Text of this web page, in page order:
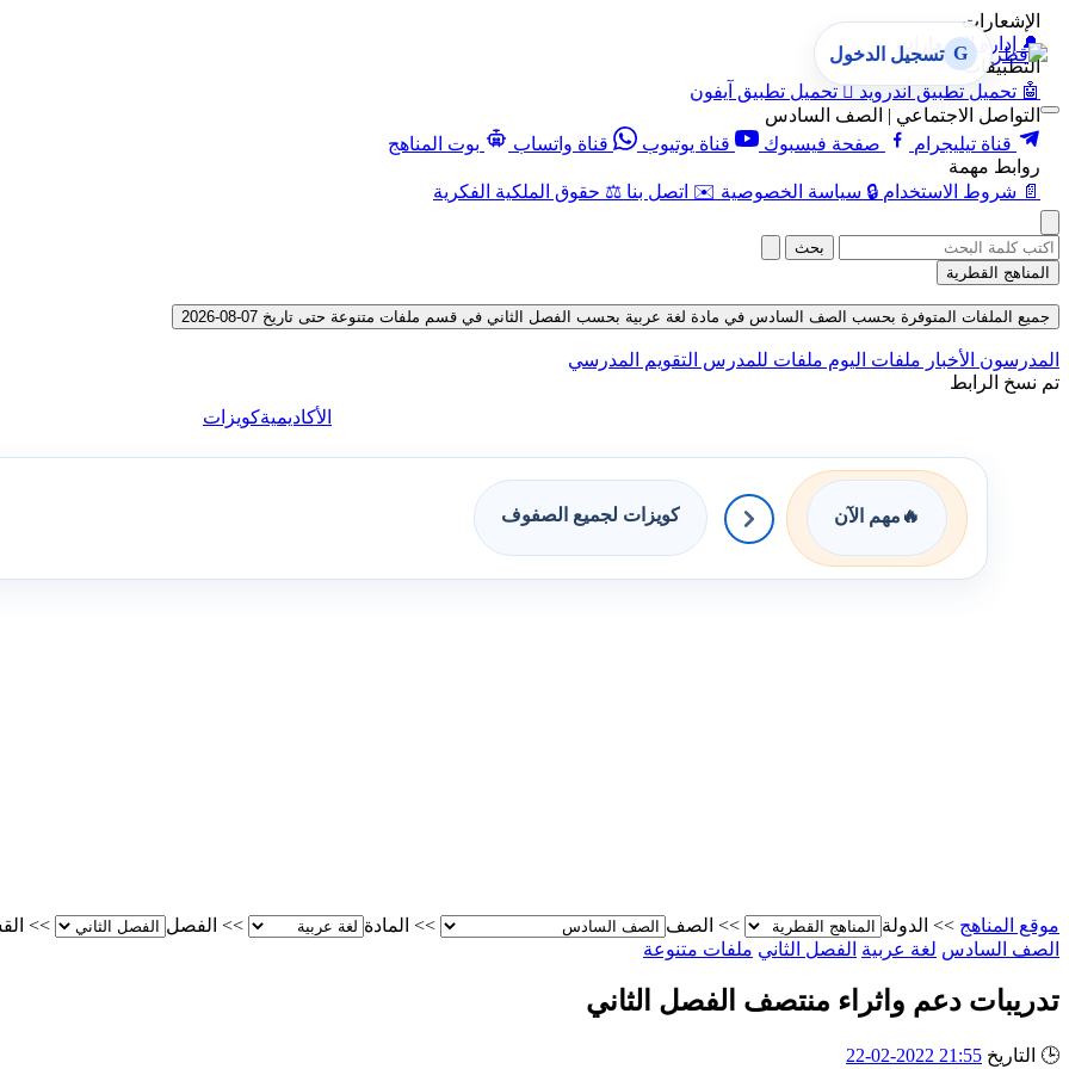
الإشعارات
🔔 إدارة الإشعارات
التطبيقات
🤖 تحميل تطبيق أندرويد  تحميل تطبيق آيفون
التواصل الاجتماعي | الصف السادس
قناة تيليجرام
صفحة فيسبوك قناة يوتيوب قناة واتساب
بوت المناهج
روابط مهمة
📄 شروط الاستخدام 🔒 سياسة الخصوصية ✉️ اتصل بنا ⚖️ حقوق الملكية الفكرية
G تسجيل الدخول
بحث
المناهج القطرية
جميع الملفات المتوفرة بحسب الصف السادس في مادة لغة عربية بحسب الفصل الثاني في قسم ملفات متنوعة حتى تاريخ 07-08-2026
المدرسون الأخبار ملفات اليوم ملفات للمدرس التقويم المدرسي
تم نسخ الرابط
الأكاديميةكويزات
🔥 مهم الآن كويزات لجميع الصفوف
موقع المناهج >> الدولة >> الصف >> المادة >> الفصل >>
الصف السادس لغة عربية الفصل الثاني ملفات متنوعة
تدريبات دعم واثراء منتصف الفصل الثاني
🕒 التاريخ 21:55 2022-02-22